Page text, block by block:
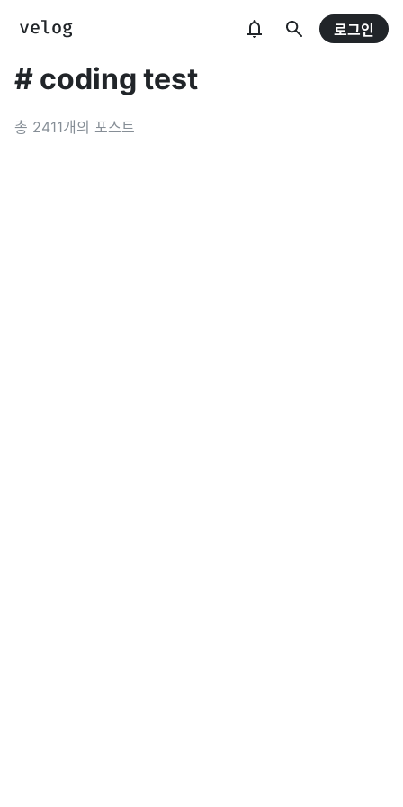
로그인
# coding test
총 2411개의 포스트